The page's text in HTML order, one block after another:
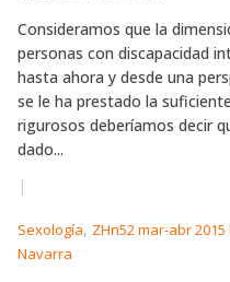
Consideramos que la
personas con discapacidad
hasta ahora y desde una
se le ha prestado la
rigurosos deberíamos decir
dado...
|
Sexología, ZHn52 mar-abr
Navarra